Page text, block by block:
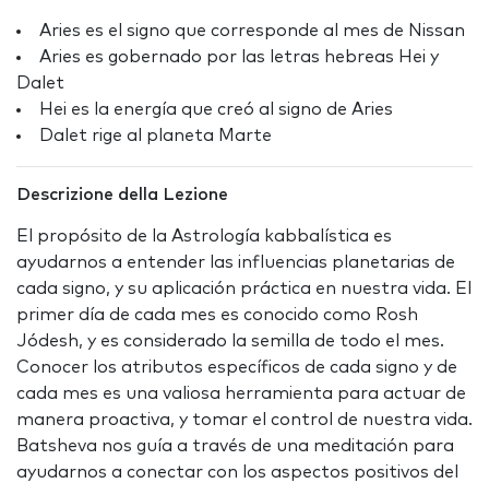
Aries es el signo que corresponde al mes de Nissan
Aries es gobernado por las letras hebreas Hei y
Dalet
Hei es la energía que creó al signo de Aries
Dalet rige al planeta Marte
Descrizione della Lezione
El propósito de la Astrología kabbalística es
ayudarnos a entender las influencias planetarias de
cada signo, y su aplicación práctica en nuestra vida. El
primer día de cada mes es conocido como Rosh
Jódesh, y es considerado la semilla de todo el mes.
Conocer los atributos específicos de cada signo y de
cada mes es una valiosa herramienta para actuar de
manera proactiva, y tomar el control de nuestra vida.
Batsheva nos guía a través de una meditación para
ayudarnos a conectar con los aspectos positivos del